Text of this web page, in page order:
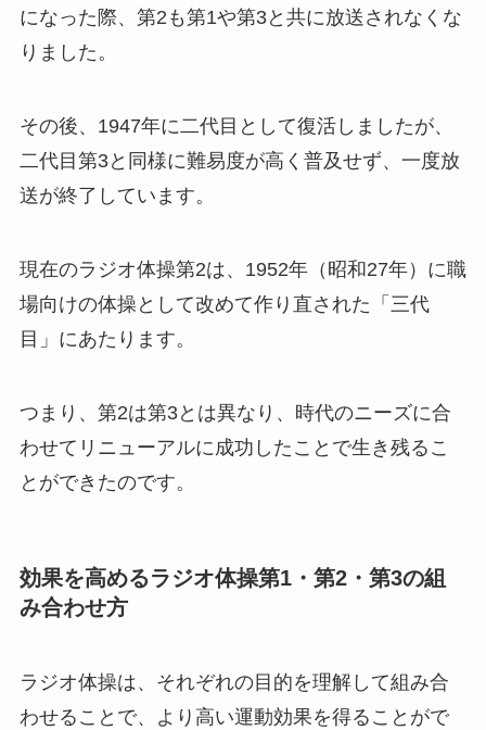
になった際、第2も第1や第3と共に放送されなくな
りました。
その後、1947年に二代目として復活しましたが、
二代目第3と同様に難易度が高く普及せず、一度放
送が終了しています。
現在のラジオ体操第2は、1952年（昭和27年）に職
場向けの体操として改めて作り直された「三代
目」にあたります。
つまり、第2は第3とは異なり、時代のニーズに合
わせてリニューアルに成功したことで生き残るこ
とができたのです。
効果を高めるラジオ体操第1・第2・第3の組
み合わせ方
ラジオ体操は、それぞれの目的を理解して組み合
わせることで、より高い運動効果を得ることがで